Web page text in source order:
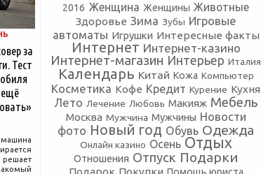
за
Тест
ещё
2016 Женщина Женщины Животные
Здоровье Зима Зубы Игровые
автоматы Игрушки Интересные факты
Интернет Интернет-казино
Интернет-магазин Интерьер Италия
Календарь Китай Кожа Компьютер
Косметика Кофе Кредит Курение Кухня
Лето Лечение Любовь Макияж Мебель
Москва Мужчина Мужчины Новости
фото Новый год Обувь Одежда
Онлайн казино Осень Отдых
Отношения Отпуск Подарки
Подарок Покупки